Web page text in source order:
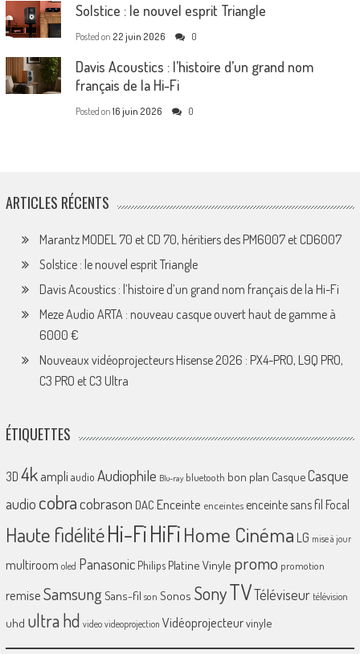
Solstice : le nouvel esprit Triangle
Posted on 22 juin 2026 0
Davis Acoustics : l’histoire d’un grand nom
français de la Hi-Fi
Posted on 16 juin 2026 0
ARTICLES RÉCENTS
Marantz MODEL 70 et CD 70, héritiers des PM6007 et CD6007
Solstice : le nouvel esprit Triangle
Davis Acoustics : l’histoire d’un grand nom français de la Hi-Fi
Meze Audio ARTA : nouveau casque ouvert haut de gamme à
6000 €
Nouveaux vidéoprojecteurs Hisense 2026 : PX4-PRO, L9Q PRO,
C3 PRO et C3 Ultra
ÉTIQUETTES
3D 4k ampliaudio Audiophile Blu-ray bluetooth bon plan CasqueCasque
audio cobracobrason DAC Enceinte enceintes enceinte sans fil Focal
Haute fidélitéHi-FiHiFiHome Cinéma LG mise à jour
multiroom oled Panasonic Philips Platine Vinyle promo promotion
remiseSamsungSans-fil son Sonos SonyTVTéléviseur télévision
uhd ultra hd video videoprojection Vidéoprojecteurvinyle